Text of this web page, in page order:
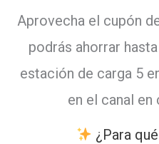
Aprovecha el cupón
podrás ahorrar
estación de carga 5
en el canal en
¿Para